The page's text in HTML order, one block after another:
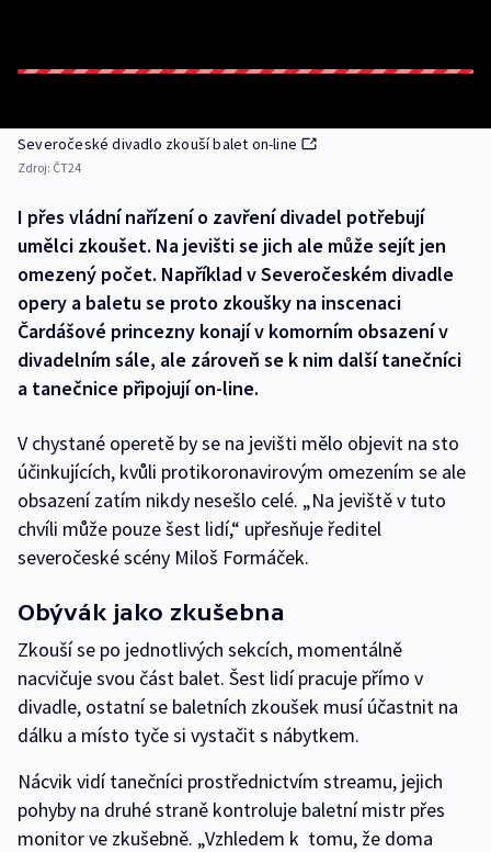
Severočeské divadlo zkouší balet on-line
Zdroj: ČT24
I přes vládní nařízení o zavření divadel potřebují
umělci zkoušet. Na jevišti se jich ale může sejít jen
omezený počet. Například v Severočeském divadle
opery a baletu se proto zkoušky na inscenaci
Čardášové princezny konají v komorním obsazení v
divadelním sále, ale zároveň se k nim další tanečníci
a tanečnice připojují on-line.
V chystané operetě by se na jevišti mělo objevit na sto
účinkujících, kvůli protikoronavirovým omezením se ale
obsazení zatím nikdy nesešlo celé. „Na jeviště v tuto
chvíli může pouze šest lidí,“ upřesňuje ředitel
severočeské scény Miloš Formáček.
Obývák jako zkušebna
Zkouší se po jednotlivých sekcích, momentálně
nacvičuje svou část balet. Šest lidí pracuje přímo v
divadle, ostatní se baletních zkoušek musí účastnit na
dálku a místo tyče si vystačit s nábytkem.
Nácvik vidí tanečníci prostřednictvím streamu, jejich
pohyby na druhé straně kontroluje baletní mistr přes
monitor ve zkušebně. „Vzhledem k tomu, že doma